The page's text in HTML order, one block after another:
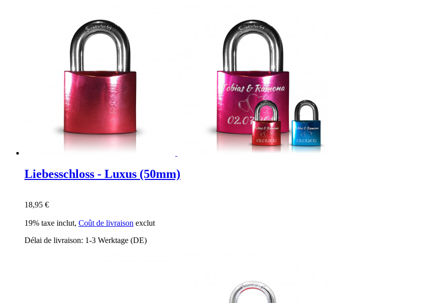
Liebesschloss - Luxus (50mm)
18,95 €
19% taxe inclut, Coût de livraison exclut
Délai de livraison: 1-3 Werktage (DE)